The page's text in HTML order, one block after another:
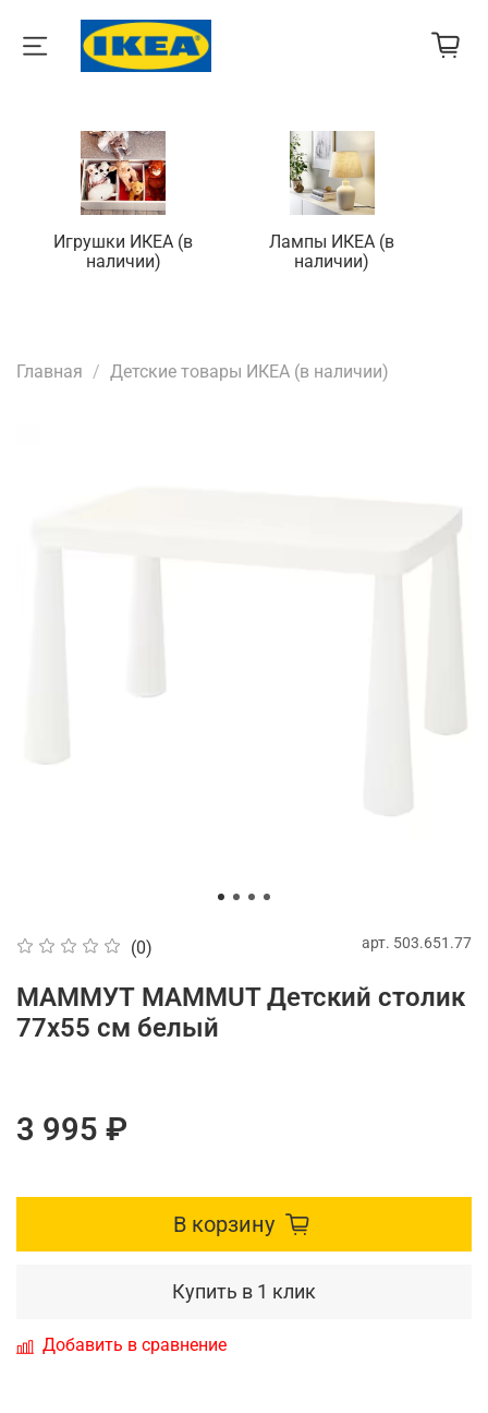
Игрушки ИКЕА (в
наличии)
Лампы ИКЕА (в
наличии)
Главная Детские товары ИКЕА (в наличии)
(0) арт. 503.651.77
МАММУТ MAMMUT Детский столик
77х55 см белый
3 995 ₽
В корзину
Купить в 1 клик
Добавить в сравнение